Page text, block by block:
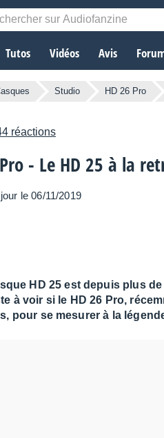
Tutos Vidéos Avis
Studio HD 26 Pro
réactions
- Le HD 25 à la
le 06/11/2019
HD 25 est depuis plus
à voir si le HD 26 Pro,
pour se mesurer à la